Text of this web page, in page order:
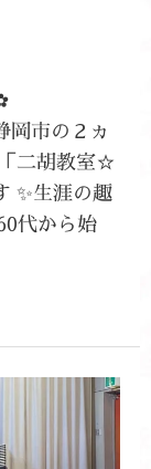
市の２ヵ
二胡教室☆
✨生涯の趣
代から始